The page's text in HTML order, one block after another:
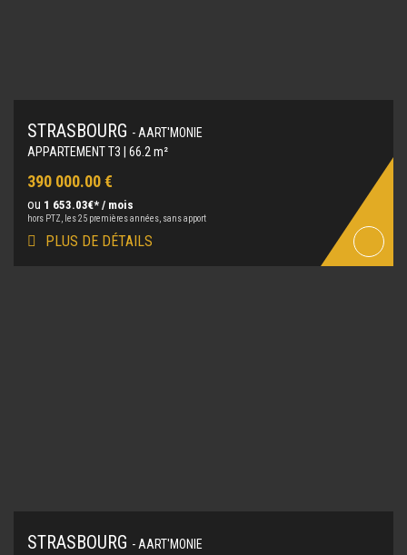
STRASBOURG - AART'MONIE
APPARTEMENT T3 | 66.2 m²
390 000.00 €
ou 1 653.03€* / mois
hors PTZ, les 25 premières années, sans apport
PLUS DE DÉTAILS
STRASBOURG - AART'MONIE